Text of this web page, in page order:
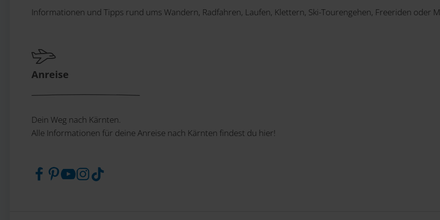
Informationen und Tipps rund ums Wandern, Radfahren, Laufen, Klettern, Ski-Tourengehen, Freeriden oder
Anreise
Dein Weg nach Kärnten.
Alle Informationen für deine Anreise nach Kärnten findest du hier!